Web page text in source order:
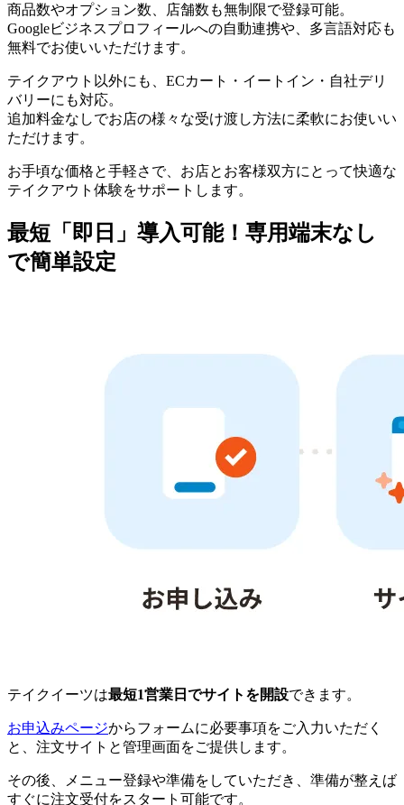
商品数やオプション数、店舗数も無制限で登録可能。
Googleビジネスプロフィールへの自動連携や、多言語対応も
無料でお使いいただけます。
テイクアウト以外にも、ECカート・イートイン・自社デリ
バリーにも対応。
追加料金なしでお店の様々な受け渡し方法に柔軟にお使いい
ただけます。
お手頃な価格と手軽さで、お店とお客様双方にとって快適な
テイクアウト体験をサポートします。
最短「即日」導入可能！専用端末なし
で簡単設定
テイクイーツは最短1営業日でサイトを開設できます。
お申込みページからフォームに必要事項をご入力いただく
と、注文サイトと管理画面をご提供します。
その後、メニュー登録や準備をしていただき、準備が整えば
すぐに注文受付をスタート可能です。